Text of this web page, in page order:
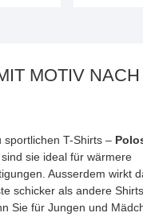
MOTIV NACH
sportlichen T-Shirts –
sie ideal für wärmere
Ausserdem wirkt
schicker als andere
Sie für Jungen und